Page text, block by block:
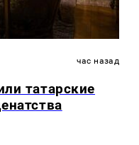
час назад
татарские